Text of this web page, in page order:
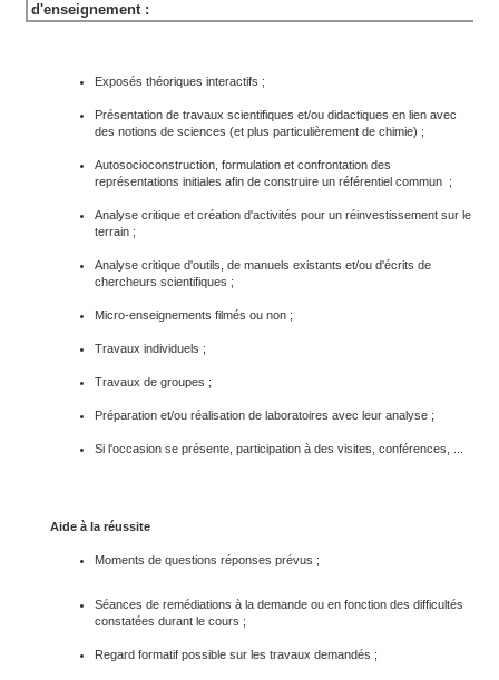
d'enseignement :
Exposés théoriques interactifs ;
Présentation de travaux scientifiques et/ou didactiques en lien avec
des notions de sciences (et plus particulièrement de chimie) ;
Autosocioconstruction, formulation et confrontation des
représentations initiales afin de construire un référentiel commun ;
Analyse critique et création d'activités pour un réinvestissement sur le
terrain ;
Analyse critique d'outils, de manuels existants et/ou d'écrits de
chercheurs scientifiques ;
Micro-enseignements filmés ou non ;
Travaux individuels ;
Travaux de groupes ;
Préparation et/ou réalisation de laboratoires avec leur analyse ;
Si l'occasion se présente, participation à des visites, conférences, ...
Aide à la réussite
Moments de questions réponses prévus ;
Séances de remédiations à la demande ou en fonction des difficultés
constatées durant le cours ;
Regard formatif possible sur les travaux demandés ;